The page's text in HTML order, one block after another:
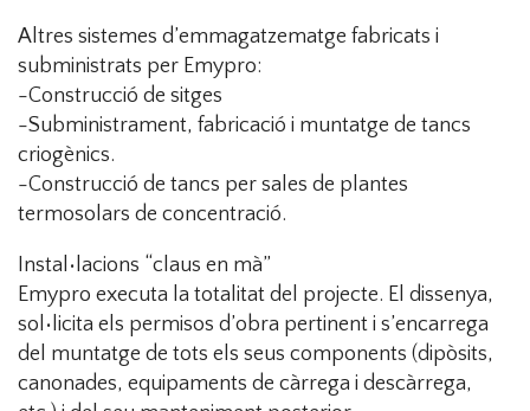
Altres sistemes d’emmagatzematge fabricats i
subministrats per Emypro:
-Construcció de sitges
-Subministrament, fabricació i muntatge de tancs
criogènics.
-Construcció de tancs per sales de plantes
termosolars de concentració.
Instal•lacions “claus en mà”
Emypro executa la totalitat del projecte. El dissenya,
sol•licita els permisos d’obra pertinent i s’encarrega
del muntatge de tots els seus components (dipòsits,
canonades, equipaments de càrrega i descàrrega,